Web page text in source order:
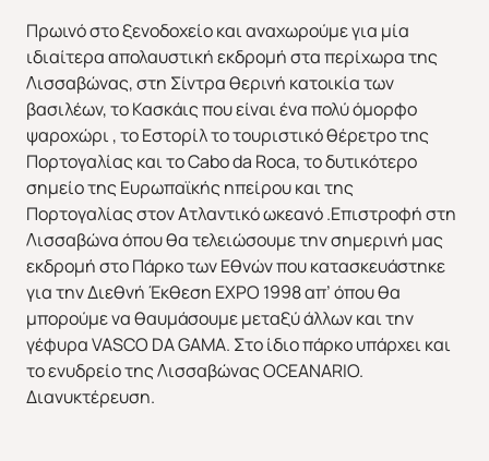
ΕΥΡΩΠΗ ΑΜΕΡΙΚΗ
Πρωινό στο ξενοδοχείο και αναχωρούμε για μία
ιδιαίτερα απολαυστική εκδρομή στα περίχωρα της
Λισσαβώνας, στη Σίντρα θερινή κατοικία των
βασιλέων, το Κασκάις που είναι ένα πολύ όμορφο
ψαροχώρι , το Εστορίλ το τουριστικό θέρετρο της
Πορτογαλίας και το Cabo da Roca, το δυτικότερο
σημείο της Ευρωπαϊκής ηπείρου και της
Πορτογαλίας στον Ατλαντικό ωκεανό .Επιστροφή στη
Λισσαβώνα όπου θα τελειώσουμε την σημερινή μας
εκδρομή στο Πάρκο των Εθνών που κατασκευάστηκε
για την Διεθνή Έκθεση EXPO 1998 απ’ όπου θα
μπορούμε να θαυμάσουμε μεταξύ άλλων και την
γέφυρα VASCO DA GAMA. Στο ίδιο πάρκο υπάρχει και
το ενυδρείο της Λισσαβώνας OCEANARIO.
Διανυκτέρευση.